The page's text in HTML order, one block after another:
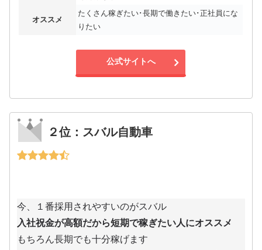
オススメ
たくさん稼ぎたい･長期で働きたい･正社員にな
りたい
公式サイトへ
２位：スバル自動車
今、１番採用されやすいのがスバル
入社祝金が高額だから短期で稼ぎたい人にオススメ
もちろん長期でも十分稼げます